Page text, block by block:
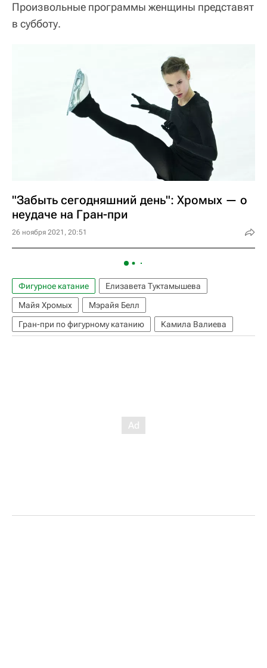
Произвольные программы женщины представят
в субботу.
"Забыть сегодняшний день": Хромых — о
неудаче на Гран-при
26 ноября 2021, 20:51
Фигурное катание
Елизавета Туктамышева
Майя Хромых
Мэрайя Белл
Гран-при по фигурному катанию
Камила Валиева